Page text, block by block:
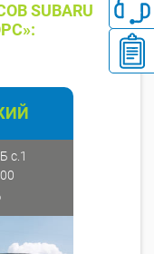
SUBARU
с.1